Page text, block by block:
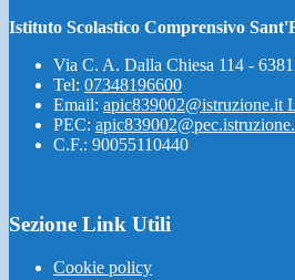
Istituto Scolastico Comprensivo
Via C. A. Dalla Chiesa 114 -
Tel: 07348196600
Email: apic839002@istruzione.it
PEC:
C.F.: 90055110440
Sezione Link Utili
Cookie policy